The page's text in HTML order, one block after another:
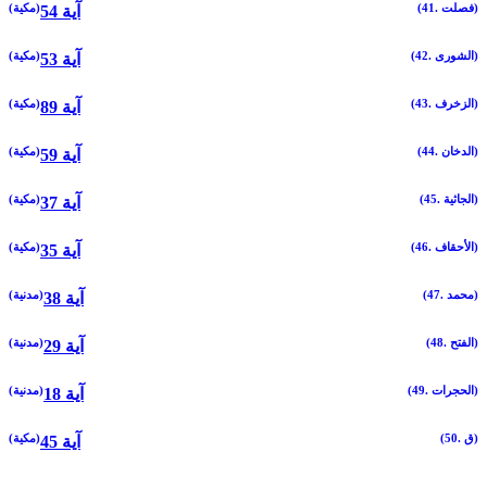
(41. فصلت) (مكية) 54 آية
(42. الشورى) (مكية) 53 آية
(43. الزخرف) (مكية) 89 آية
(44. الدخان) (مكية) 59 آية
(45. الجاثية) (مكية) 37 آية
(46. الأحقاف) (مكية) 35 آية
(47. محمد) (مدنية) 38 آية
(48. الفتح) (مدنية) 29 آية
(49. الحجرات) (مدنية) 18 آية
(50. ق) (مكية) 45 آية